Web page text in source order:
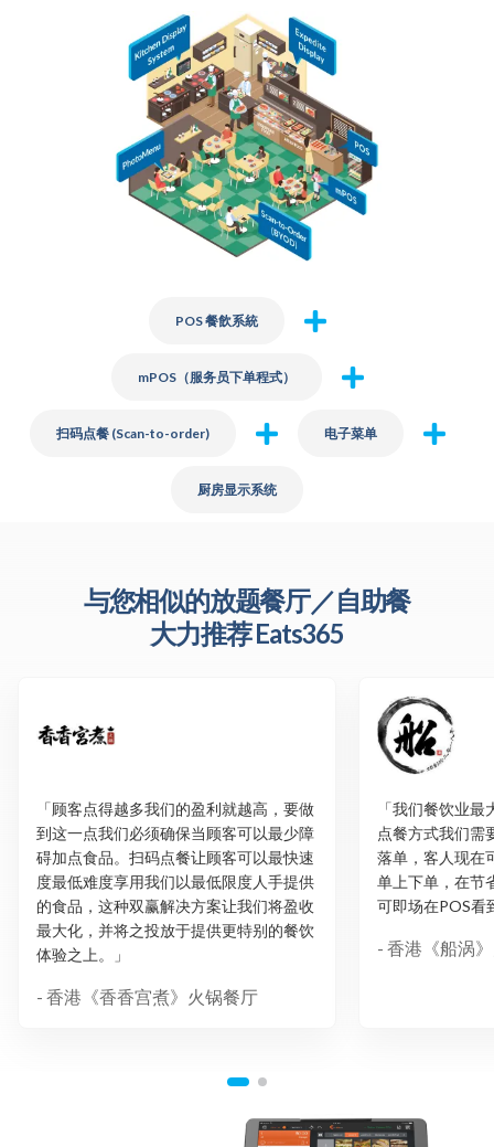
POS 餐飲系統
mPOS（服务员下单程式）
扫码点餐 (Scan-to-order) 电子菜单
厨房显示系统
与您相似的放题餐厅／自助餐
大力推荐 Eats365
「顾客点得越多我们的盈利就越高，要做
到这一点我们必须确保当顾客可以最少障
碍加点食品。扫码点餐让顾客可以最快速
度最低难度享用我们以最低限度人手提供
的食品，这种双赢解决方案让我们将盈收
最大化，并将之投放于提供更特别的餐饮
体验之上。」
- 香港《香香宫煮》火锅餐厅
「我们餐饮业
点餐方式我们需
落单，客人现在
单上下单，在节
可即场在POS看
- 香港《船涡